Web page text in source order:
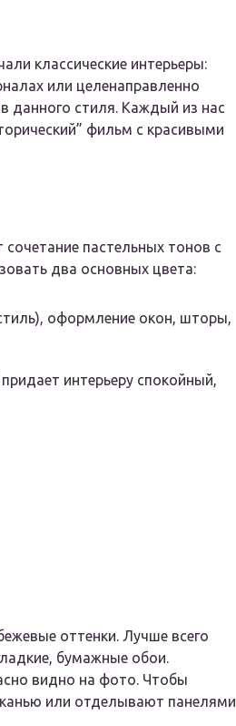
классические интерьеры:
или целенаправленно
данного стиля. Каждый из нас
фильм с красивыми
пастельных тонов с
два основных цвета:
оформление окон, шторы,
интерьеру спокойный,
оттенки. Лучше всего
бумажные обои.
видно на фото. Чтобы
или отделывают панелями